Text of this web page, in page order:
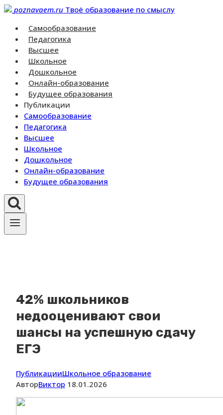
Перейти
контенту
poznavaem.ru Твоё образование по смыслу
Самообразование
Педагогика
Высшее
Школьное
Дошкольное
Онлайн-образование
Будущее образования
Публикации
Самообразование
Педагогика
Высшее
Школьное
Дошкольное
Онлайн-образование
Будущее образования
42% школьников
недооценивают свои
шансы на успешную сдачу
ЕГЭ
ПубликацииШкольное образование
АвторВиктор 18.01.2026